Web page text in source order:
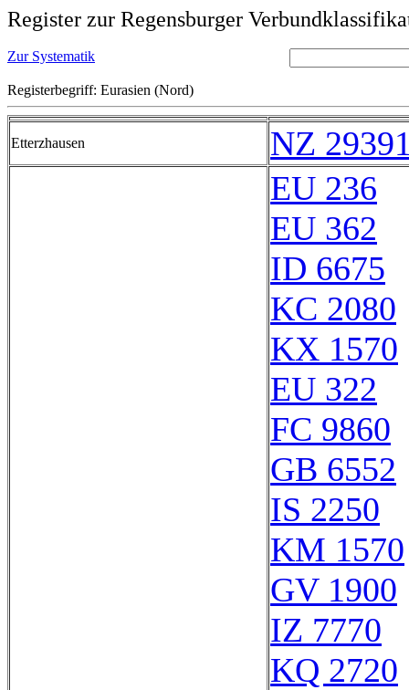
Register zur Regensburger
Zur Systematik
Registerbegriff: Eurasien (Nord)
Etterzhausen NZ
EU 236
EU 362
ID 6675
KC 2080
KX 1570
EU 322
FC 9860
GB 6552
IS 2250
KM 1570
GV 1900
IZ 7770
KQ 2720